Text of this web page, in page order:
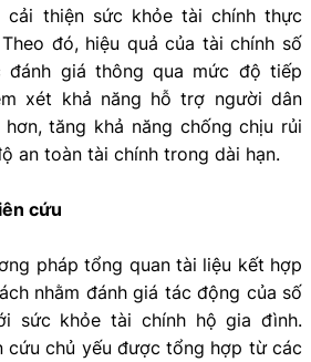
thiện sức khỏe tài chính thực
đó, hiệu quả của tài chính số
đánh giá thông qua mức độ tiếp
xét khả năng hỗ trợ người dân
tăng khả năng chống chịu rủi
an toàn tài chính trong dài hạn.
cứu
pháp tổng quan tài liệu kết hợp
nhằm đánh giá tác động của số
sức khỏe tài chính hộ gia đình.
cứu chủ yếu được tổng hợp từ các